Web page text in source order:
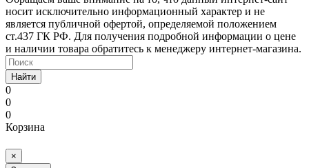
носит исключительно информационный характер и не
является публичной офертой, определяемой положением
ст.437 ГК РФ. Для получения подробной информации о цене
и наличии товара обратитесь к менеджеру интернет-магазина.
Найти
0
0
0
Корзина
×